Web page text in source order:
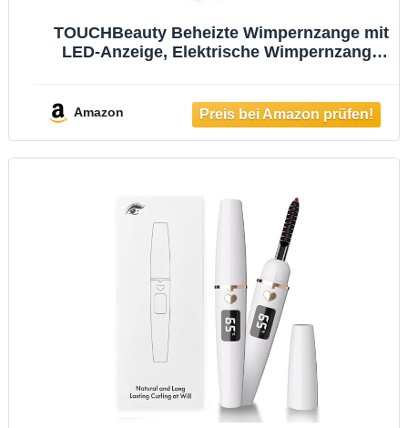
TOUCHBeauty Beheizte Wimpernzange mit
LED-Anzeige, Elektrische Wimpernzange
Aufheizen und lange Haltbarkeit AG-2316
Amazon